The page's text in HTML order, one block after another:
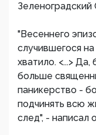
Зеленоградский
"Весеннего
случившегося
хватило. <...>
больше
паникерство -
подчинять всю
след", - написал